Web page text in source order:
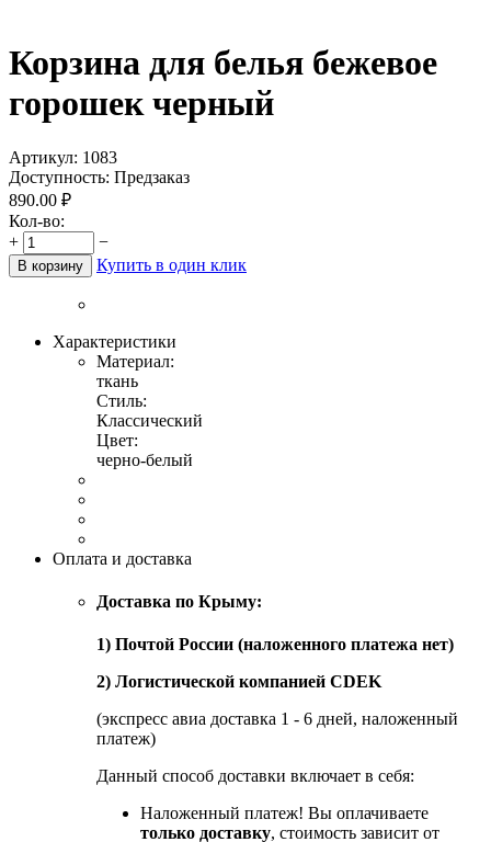
Корзина для белья бежевое
горошек черный
Артикул: 1083
Доступность: Предзаказ
890.00 ₽
Кол-во:
+
−
В корзину Купить в один клик
Характеристики
Материал:
ткань
Стиль:
Классический
Цвет:
черно-белый
Оплата и доставка
Доставка по Крыму:
1) Почтой России (наложенного платежа нет)
2) Логистической компанией CDEK
(экспресс авиа доставка 1 - 6 дней, наложенный
платеж)
Данный способ доставки включает в себя:
Наложенный платеж! Вы оплачиваете
только доставку, стоимость зависит от